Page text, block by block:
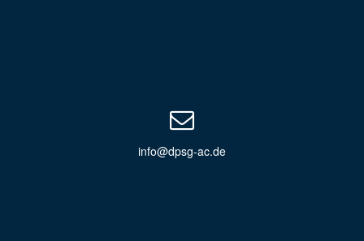
info@dpsg-ac.de